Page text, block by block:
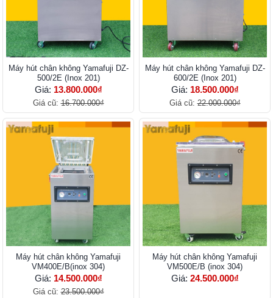
Máy hút chân không Yamafuji DZ-
500/2E (Inox 201)
Giá: 13.800.000₫
Giá cũ:16.700.000₫
Máy hút chân không Yamafuji DZ-
600/2E (Inox 201)
Giá: 18.500.000₫
Giá cũ:22.000.000₫
Máy hút chân không Yamafuji
VM400E/B(inox 304)
Giá: 14.500.000₫
Giá cũ:23.500.000₫
Máy hút chân không Yamafuji
VM500E/B (inox 304)
Giá: 24.500.000₫